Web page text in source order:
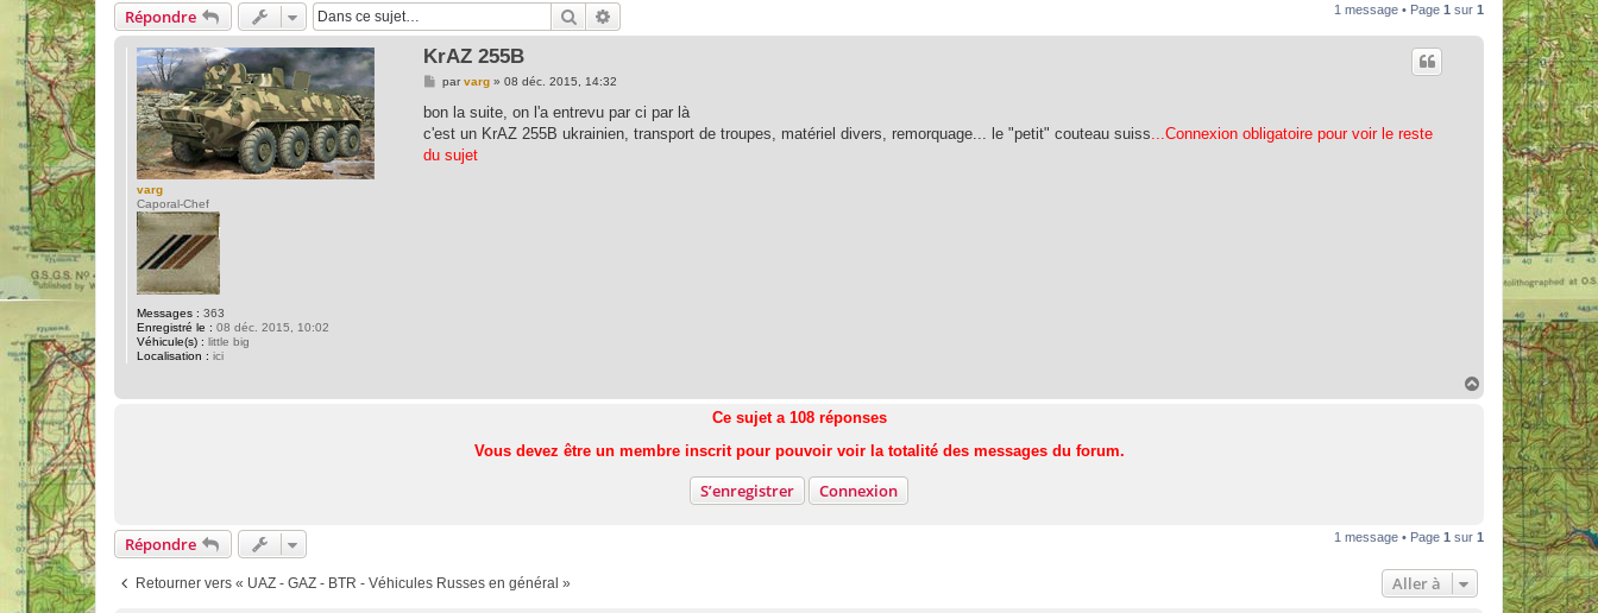
Répondre Rechercher 1 message • Page 1 sur 1
varg
Caporal-Chef
Messages : 363
Enregistré le : 08 déc. 2015, 10:02
Véhicule(s) : little big
Localisation : ici
KrAZ 255B
M
s
a
g
parvarg» 08 déc. 2015, 14:32
bon la suite, on l'a entrevu par ci par là
c'est un KrAZ 255B ukrainien, transport de troupes, matériel divers, remorquage... le "petit" couteau suiss ...Connexion obligatoire pour voir le reste
du sujet
Ce sujet a 108réponses
Vous devez être un membre inscrit pour pouvoir voir la totalité des messages du forum.
S’enregistrer Connexion
Répondre 1 message • Page 1 sur 1
Retourner vers « UAZ - GAZ - BTR - Véhicules Russes en général » Aller à